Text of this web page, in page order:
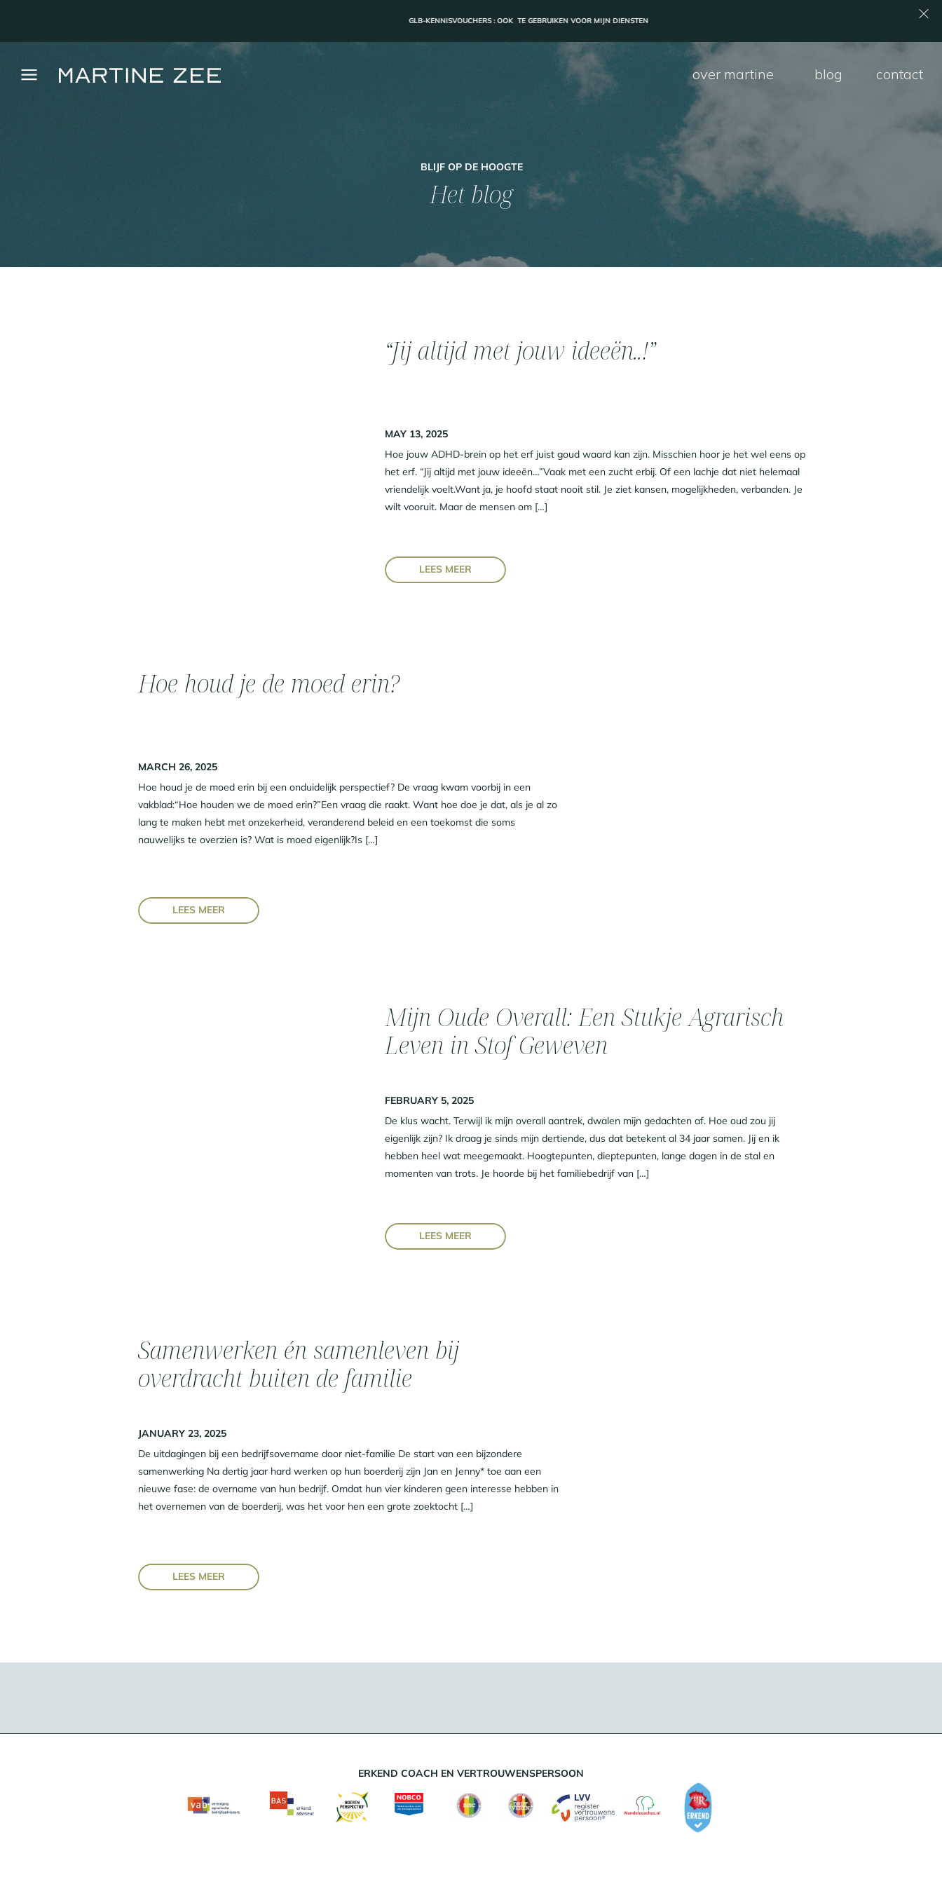
GLB-KENNISVOUCHERS : OOK TE GEBRUIKEN VOOR MIJN DIENSTEN
contact
blog
over martine
BLIJF OP DE HOOGTE
Het blog
LEES MEER
Hoe jouw ADHD-brein op het erf juist goud waard kan zijn. Misschien hoor je het wel eens op
het erf. “Jij altijd met jouw ideeën…”Vaak met een zucht erbij. Of een lachje dat niet helemaal
vriendelijk voelt.Want ja, je hoofd staat nooit stil. Je ziet kansen, mogelijkheden, verbanden. Je
wilt vooruit. Maar de mensen om […]
MAY 13, 2025
“Jij altijd met jouw ideeën..!”
Hoe houd je de moed erin bij een onduidelijk perspectief? De vraag kwam voorbij in een
vakblad:“Hoe houden we de moed erin?”Een vraag die raakt. Want hoe doe je dat, als je al zo
lang te maken hebt met onzekerheid, veranderend beleid en een toekomst die soms
nauwelijks te overzien is? Wat is moed eigenlijk?Is […]
MARCH 26, 2025
Hoe houd je de moed erin?
LEES MEER
LEES MEER
De klus wacht. Terwijl ik mijn overall aantrek, dwalen mijn gedachten af. Hoe oud zou jij
eigenlijk zijn? Ik draag je sinds mijn dertiende, dus dat betekent al 34 jaar samen. Jij en ik
hebben heel wat meegemaakt. Hoogtepunten, dieptepunten, lange dagen in de stal en
momenten van trots. Je hoorde bij het familiebedrijf van […]
FEBRUARY 5, 2025
Mijn Oude Overall: Een Stukje Agrarisch
Leven in Stof Geweven
De uitdagingen bij een bedrijfsovername door niet-familie De start van een bijzondere
samenwerking Na dertig jaar hard werken op hun boerderij zijn Jan en Jenny* toe aan een
nieuwe fase: de overname van hun bedrijf. Omdat hun vier kinderen geen interesse hebben in
het overnemen van de boerderij, was het voor hen een grote zoektocht […]
JANUARY 23, 2025
Samenwerken én samenleven bij
overdracht buiten de familie
LEES MEER
ERKEND COACH EN VERTROUWENSPERSOON